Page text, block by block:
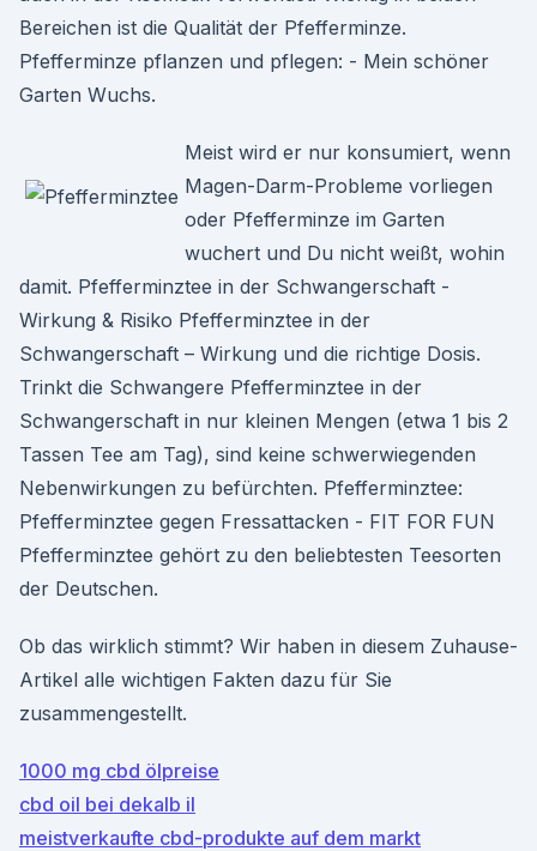
Bereichen ist die Qualität der Pfefferminze.
Pfefferminze pflanzen und pflegen: - Mein schöner
Garten Wuchs.
Meist wird er nur konsumiert, wenn
Magen-Darm-Probleme vorliegen
oder Pfefferminze im Garten
wuchert und Du nicht weißt, wohin
damit. Pfefferminztee in der Schwangerschaft -
Wirkung & Risiko Pfefferminztee in der
Schwangerschaft – Wirkung und die richtige Dosis.
Trinkt die Schwangere Pfefferminztee in der
Schwangerschaft in nur kleinen Mengen (etwa 1 bis 2
Tassen Tee am Tag), sind keine schwerwiegenden
Nebenwirkungen zu befürchten. Pfefferminztee:
Pfefferminztee gegen Fressattacken - FIT FOR FUN
Pfefferminztee gehört zu den beliebtesten Teesorten
der Deutschen.
Ob das wirklich stimmt? Wir haben in diesem Zuhause-
Artikel alle wichtigen Fakten dazu für Sie
zusammengestellt.
1000 mg cbd ölpreise
cbd oil bei dekalb il
meistverkaufte cbd-produkte auf dem markt